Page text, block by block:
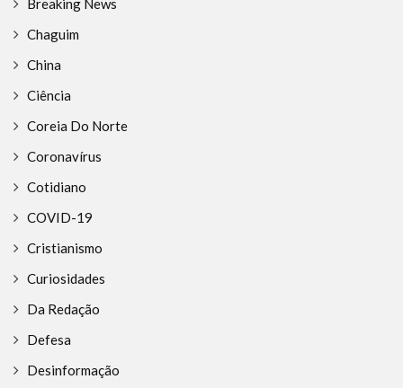
Breaking News
Chaguim
China
Ciência
Coreia Do Norte
Coronavírus
Cotidiano
COVID-19
Cristianismo
Curiosidades
Da Redação
Defesa
Desinformação